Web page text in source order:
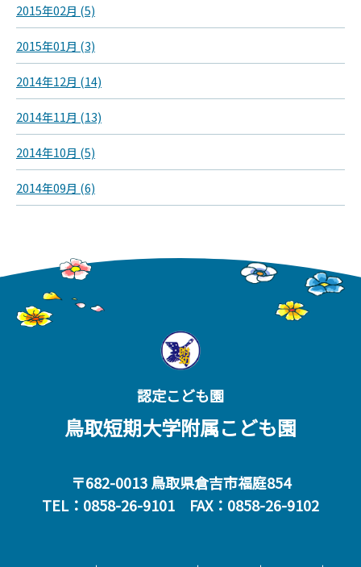
2015年02月 (5)
2015年01月 (3)
2014年12月 (14)
2014年11月 (13)
2014年10月 (5)
2014年09月 (6)
認定こども園
鳥取短期大学附属こども園
〒682-0013 鳥取県倉吉市福庭854
TEL：0858-26-9101 FAX：0858-26-9102